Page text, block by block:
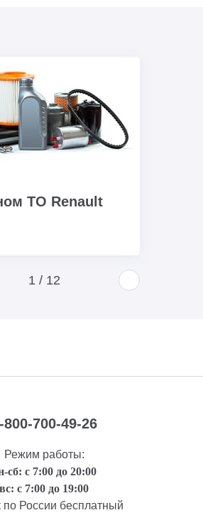
ТО Renault
1 / 12
800-700-49-26
Режим работы:
сб: с 7:00 до 20:00
вс: с 7:00 до 19:00
по России бесплатный